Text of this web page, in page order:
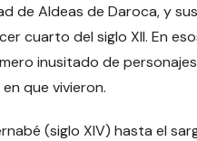
de Aldeas de Daroca, y
cuarto del siglo XII. En
inusitado de
que vivieron.
(siglo XIV) hasta el